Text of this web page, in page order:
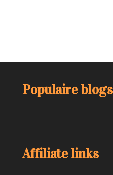
Populaire blogs
Affiliate links